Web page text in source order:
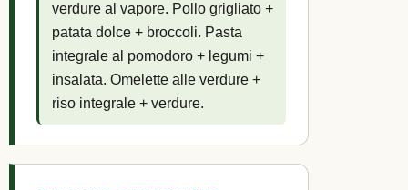
verdure al vapore. Pollo grigliato +
patata dolce + broccoli. Pasta
integrale al pomodoro + legumi +
insalata. Omelette alle verdure +
riso integrale + verdure.